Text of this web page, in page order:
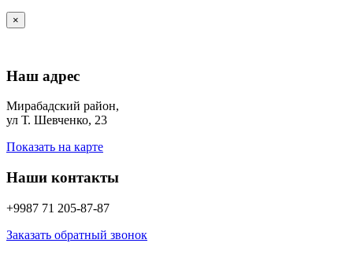
×
Наш адрес
Мирабадский район,
ул Т. Шевченко, 23
Показать на карте
Наши контакты
+9987 71 205-87-87
Заказать обратный звонок